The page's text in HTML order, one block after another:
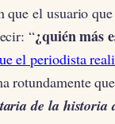
que el usuario
“¿quién más
el periodista
rotundamente que
de la historia